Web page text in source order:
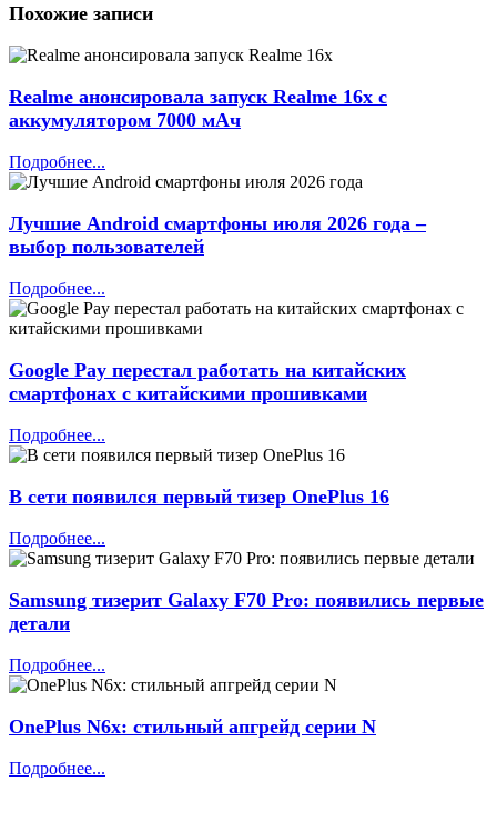
Похожие записи
Realme анонсировала запуск Realme 16x с
аккумулятором 7000 мАч
Подробнее...
Лучшие Android смартфоны июля 2026 года –
выбор пользователей
Подробнее...
Google Pay перестал работать на китайских
смартфонах с китайскими прошивками
Подробнее...
В сети появился первый тизер OnePlus 16
Подробнее...
Samsung тизерит Galaxy F70 Pro: появились первые
детали
Подробнее...
OnePlus N6x: стильный апгрейд серии N
Подробнее...